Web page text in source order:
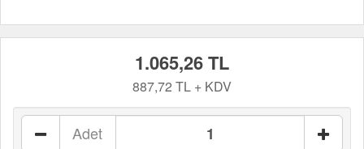
1.065,26 TL
887,72 TL + KDV
Adet